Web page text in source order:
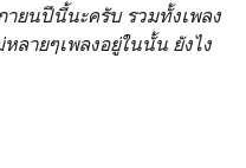
ายนปีนี้นะครับ รวมทั้งเพลง
หลายๆเพลงอยู่ในนั้น ยังไง